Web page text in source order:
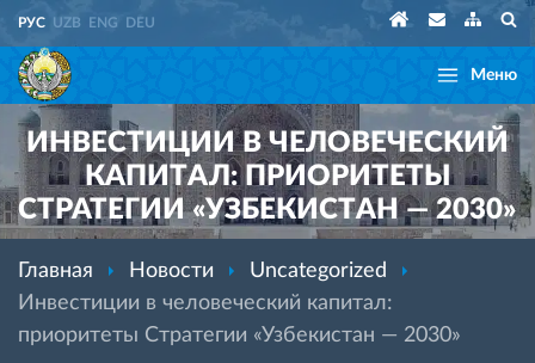
РУС UZB ENG DEU
Меню
ИНВЕСТИЦИИ В ЧЕЛОВЕЧЕСКИЙ
КАПИТАЛ: ПРИОРИТЕТЫ
СТРАТЕГИИ «УЗБЕКИСТАН — 2030»
Главная Новости
Uncategorized
Инвестиции в человеческий капитал:
приоритеты Стратегии «Узбекистан — 2030»